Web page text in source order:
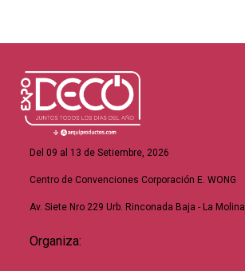
Del 09 al 13 de Setiembre, 2026
Centro de Convenciones Corporación E. WONG
Av. Siete Nro 229 Urb. Rinconada Baja - La Molina
Organiza: